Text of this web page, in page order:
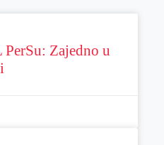
PerSu: Zajedno u